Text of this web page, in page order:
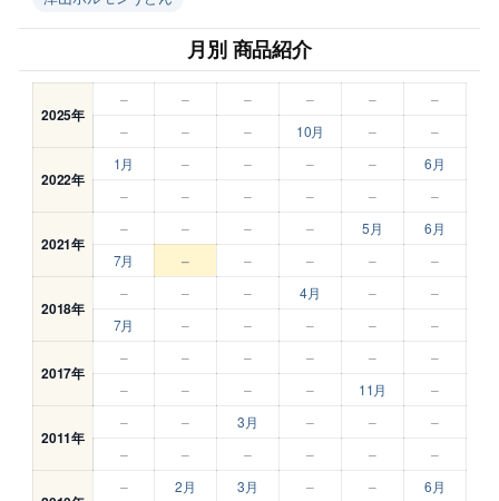
月別 商品紹介
2025年
– – – – –
–
–
– – 10月 – –
2022年
1月 – – – –
6月
–
– – – – –
2021年
– – – – 5月
6月
7月
– – – – –
2018年
– – – 4月 –
–
7月
– – – – –
2017年
– – – – –
–
–
– – – 11月 –
2011年
– – 3月 – –
–
–
– – – – –
– 2月 3月 – –
6月